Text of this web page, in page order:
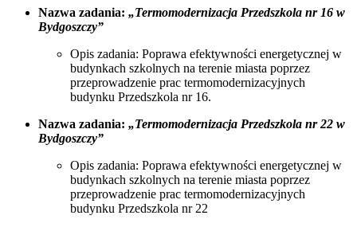
Nazwa zadania: „Termomodernizacja Przedszkola nr 16 w
Bydgoszczy”
Opis zadania: Poprawa efektywności energetycznej w
budynkach szkolnych na terenie miasta poprzez
przeprowadzenie prac termomodernizacyjnych
budynku Przedszkola nr 16.
Nazwa zadania: „Termomodernizacja Przedszkola nr 22 w
Bydgoszczy”
Opis zadania: Poprawa efektywności energetycznej w
budynkach szkolnych na terenie miasta poprzez
przeprowadzenie prac termomodernizacyjnych
budynku Przedszkola nr 22